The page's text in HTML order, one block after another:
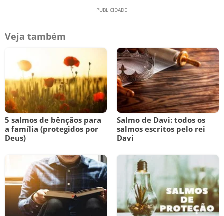
Veja também
5 salmos de bênçãos para
a família (protegidos por
Deus)
Salmo de Davi: todos os
salmos escritos pelo rei
Davi